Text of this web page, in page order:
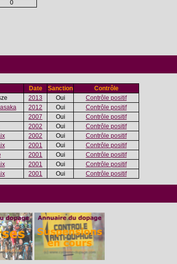
0
Date Sanction
Contrôle
2013 Oui
Contrôle positif
2012 Oui
Contrôle positif
2007 Oui
Contrôle positif
2002 Oui
Contrôle positif
2002 Oui
Contrôle positif
2001 Oui
Contrôle positif
2001 Oui
Contrôle positif
2001 Oui
Contrôle positif
2001 Oui Contrôle positif